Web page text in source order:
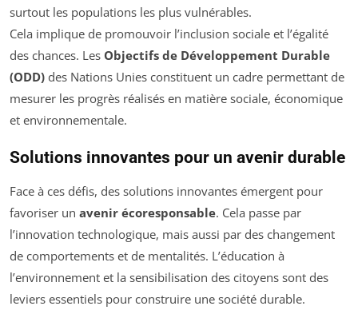
surtout les populations les plus vulnérables.
Cela implique de promouvoir l’inclusion sociale et l’égalité
des chances. Les Objectifs de Développement Durable
(ODD) des Nations Unies constituent un cadre permettant de
mesurer les progrès réalisés en matière sociale, économique
et environnementale.
Solutions innovantes pour un avenir durable
Face à ces défis, des solutions innovantes émergent pour
favoriser un avenir écoresponsable. Cela passe par
l’innovation technologique, mais aussi par des changement
de comportements et de mentalités. L’éducation à
l’environnement et la sensibilisation des citoyens sont des
leviers essentiels pour construire une société durable.